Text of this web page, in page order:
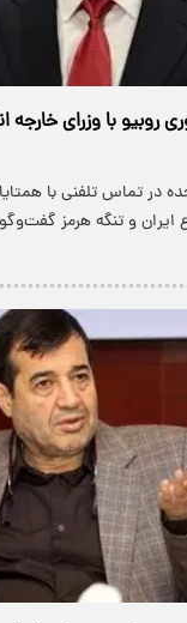
روبیو با وزرای خارجه
در تماس تلفنی با
ایران و تنگه هرمز